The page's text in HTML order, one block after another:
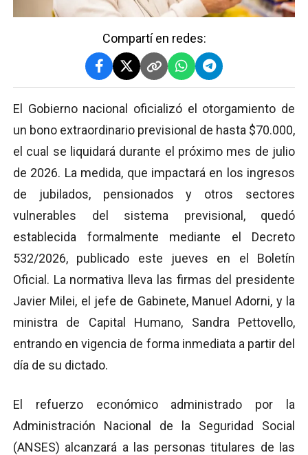
Compartí en redes:
El Gobierno nacional oficializó el otorgamiento de
un bono extraordinario previsional de hasta $70.000,
el cual se liquidará durante el próximo mes de julio
de 2026. La medida, que impactará en los ingresos
de jubilados, pensionados y otros sectores
vulnerables del sistema previsional, quedó
establecida formalmente mediante el Decreto
532/2026, publicado este jueves en el Boletín
Oficial. La normativa lleva las firmas del presidente
Javier Milei, el jefe de Gabinete, Manuel Adorni, y la
ministra de Capital Humano, Sandra Pettovello,
entrando en vigencia de forma inmediata a partir del
día de su dictado.
El refuerzo económico administrado por la
Administración Nacional de la Seguridad Social
(ANSES) alcanzará a las personas titulares de las